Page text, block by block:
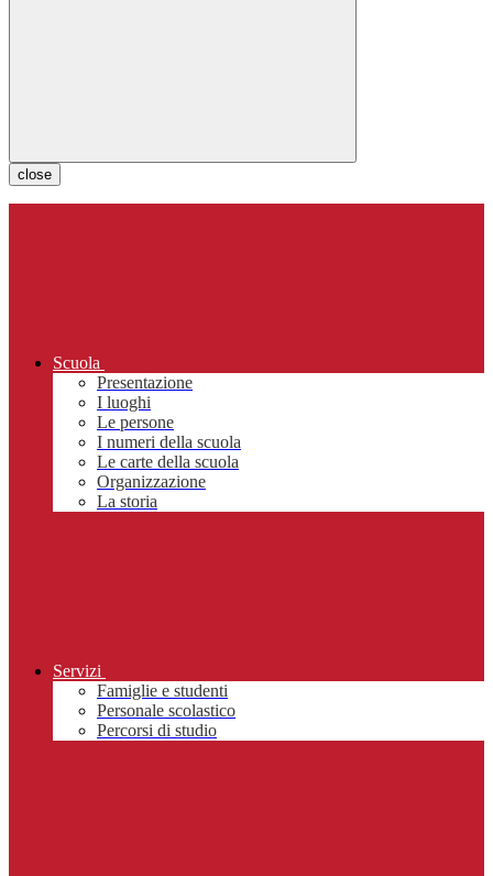
close
Scuola
Presentazione
I luoghi
Le persone
I numeri della scuola
Le carte della scuola
Organizzazione
La storia
Servizi
Famiglie e studenti
Personale scolastico
Percorsi di studio